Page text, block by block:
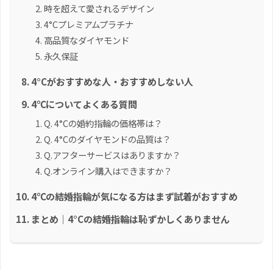
時を超えて愛されるデザイン
4°Cプレミアムプラチナ
高品質なダイヤモンド
永久保証
4°Cがおすすめな人・おすすめしない人
4℃についてよくある質問
Q. 4°Cの婚約指輪の価格帯は？
Q. 4°Cのダイヤモンドの品質は？
Q.アフターサービスはありますか？
Q.オンライン購入はできますか？
4℃の結婚指輪が気になる方はまず試着がおすすめ
まとめ｜4°Cの結婚指輪は恥ずかしくありません